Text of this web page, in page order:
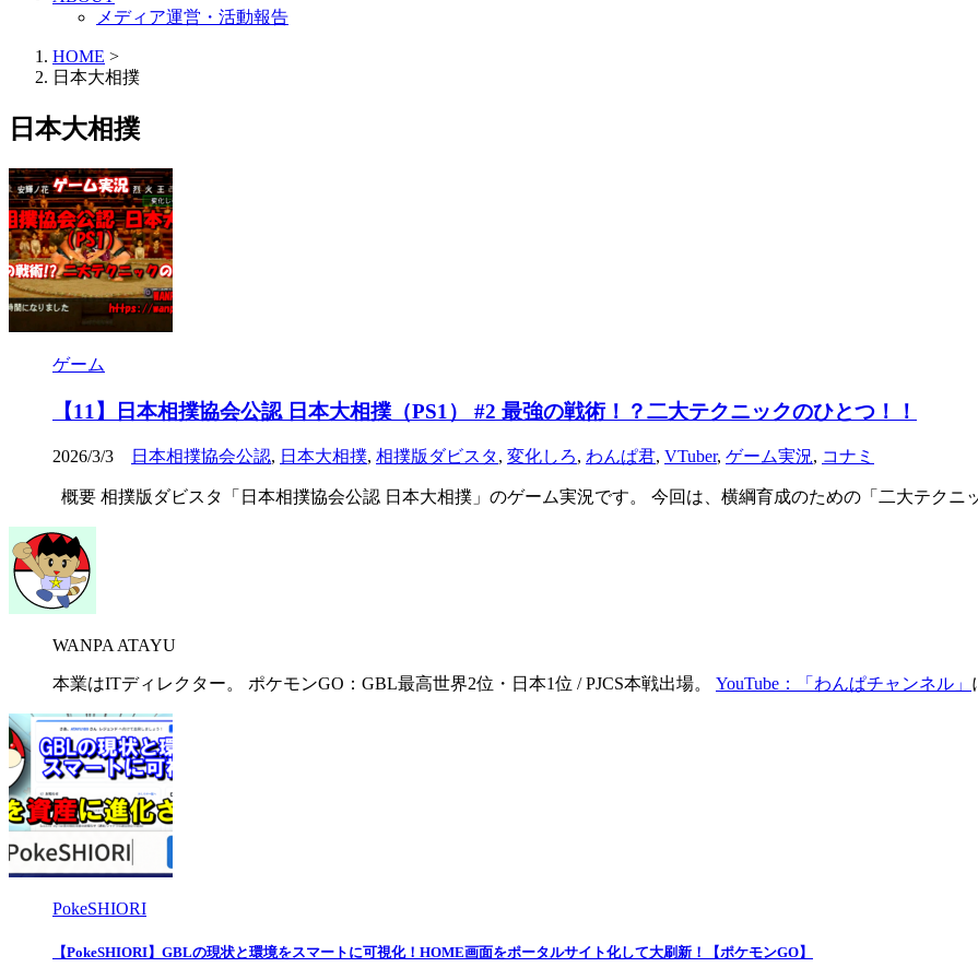
メディア運営・活動報告
HOME >
日本大相撲
日本大相撲
ゲーム
【11】日本相撲協会公認 日本大相撲（PS1） #2 最強の戦術！？二大テクニックのひとつ！！
2026/3/3 日本相撲協会公認, 日本大相撲, 相撲版ダビスタ, 変化しろ, わんぱ君, VTuber, ゲーム実況, コナミ
概要 相撲版ダビスタ「日本相撲協会公認 日本大相撲」のゲーム実況です。 今回は、横綱育成のための「二大テク
WANPA ATAYU
本業はITディレクター。 ポケモンGO：GBL最高世界2位・日本1位 / PJCS本戦出場。 YouTube：「わんぱチャンネル」
PokeSHIORI
【PokeSHIORI】GBLの現状と環境をスマートに可視化！HOME画面をポータルサイト化して大刷新！【ポケモンGO】